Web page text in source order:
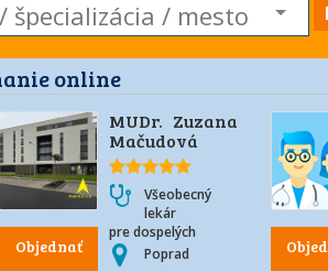
online
Objednať
MUDr. Zuzana
Mačudová
Všeobecný
lekár
pre dospelých
Poprad